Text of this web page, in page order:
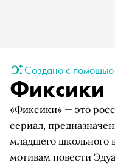
Создано с помощью
Фиксики
«Фиксики» — это
сериал,
младшего школьного
мотивам повести